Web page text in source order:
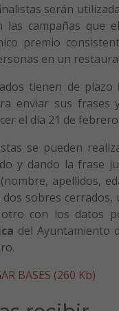
serán
las campañas que
premio
en un
tienen de plazo
enviar sus frases
el día 21 de febrero.
se pueden
y dando la frase
apellidos,
sobres cerrados,
con los datos
del Ayuntamiento
BASES (260 Kb)